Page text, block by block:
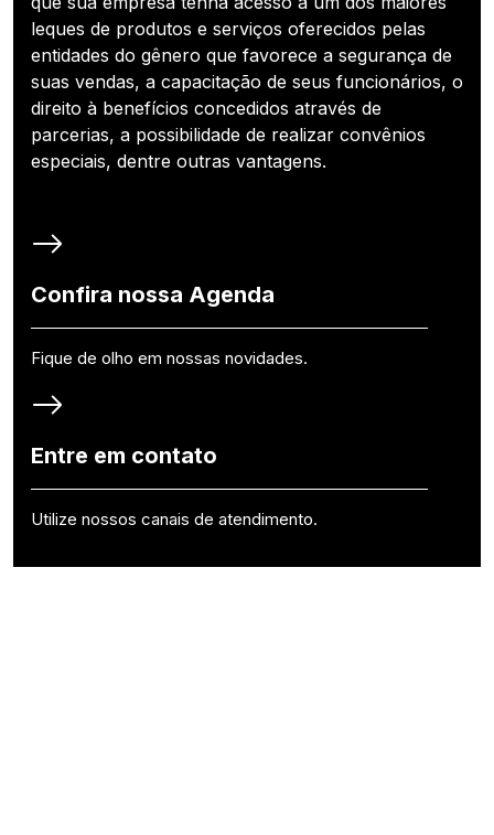
leques de produtos e serviços oferecidos pelas
entidades do gênero que favorece a segurança de
suas vendas, a capacitação de seus funcionários, o
direito à benefícios concedidos através de
parcerias, a possibilidade de realizar convênios
especiais, dentre outras vantagens.
Confira nossa Agenda
Fique de olho em nossas novidades.
Entre em contato
Utilize nossos canais de atendimento.